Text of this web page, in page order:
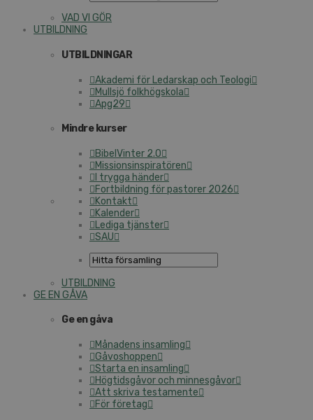
VAD VI GÖR
UTBILDNING
UTBILDNINGAR
Akademi för Ledarskap och Teologi
Mullsjö folkhögskola
Apg29
Mindre kurser
BibelVinter 2.0
Missionsinspiratören
I trygga händer
Fortbildning för pastorer 2026
Kontakt
Kalender
Lediga tjänster
SAU
UTBILDNING
GE EN GÅVA
Ge en gåva
Månadens insamling
Gåvoshoppen
Starta en insamling
Högtidsgåvor och minnesgåvor
Att skriva testamente
För företag